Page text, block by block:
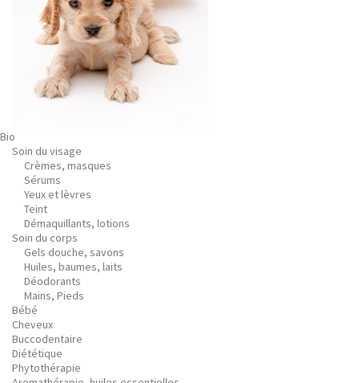
Bio
Soin du visage
Crèmes, masques
Sérums
Yeux et lèvres
Teint
Démaquillants, lotions
Soin du corps
Gels douche, savons
Huiles, baumes, laits
Déodorants
Mains, Pieds
Bébé
Cheveux
Buccodentaire
Diététique
Phytothérapie